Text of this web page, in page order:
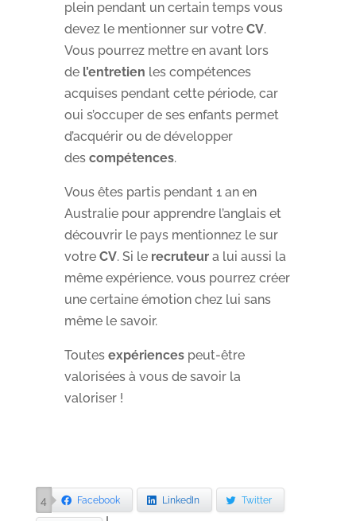
plein pendant un certain temps vous
devez le mentionner sur votre CV.
Vous pourrez mettre en avant lors
de l’entretien les compétences
acquises pendant cette période, car
oui s’occuper de ses enfants permet
d’acquérir ou de développer
des compétences.
Vous êtes partis pendant 1 an en
Australie pour apprendre l’anglais et
découvrir le pays mentionnez le sur
votre CV. Si le recruteura lui aussi la
même expérience, vous pourrez créer
une certaine émotion chez lui sans
même le savoir.
Toutes expériencespeut-être
valorisées à vous de savoir la
valoriser !
4 Facebook LinkedIn Twitter